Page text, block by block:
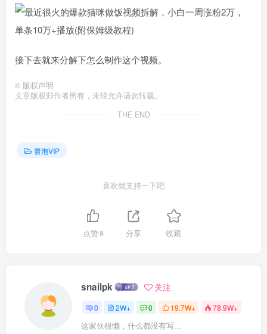
接下去就来分解下怎么制作这个视频。
© 版权声明
文章版权归作者所有，未经允许请勿转载。
THE END
冒泡VIP
喜欢就支持一下吧
点赞8 分享 收藏
snailpk 关注
0 2W+ 0 19.7W+ 78.9W+
这家伙很懒，什么都没有写...